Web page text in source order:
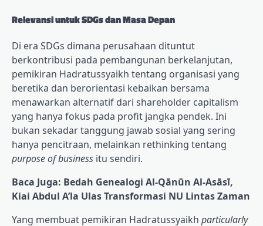
Relevansi untuk SDGs dan Masa Depan
Di era SDGs dimana perusahaan dituntut
berkontribusi pada pembangunan berkelanjutan,
pemikiran Hadratussyaikh tentang organisasi yang
beretika dan berorientasi kebaikan bersama
menawarkan alternatif dari shareholder capitalism
yang hanya fokus pada profit jangka pendek. Ini
bukan sekadar tanggung jawab sosial yang sering
hanya pencitraan, melainkan rethinking tentang
purpose of business itu sendiri.
Baca Juga: Bedah Genealogi Al-Qānūn Al-Asāsī,
Kiai Abdul A’la Ulas Transformasi NU Lintas Zaman
Yang membuat pemikiran Hadratussyaikh particularly